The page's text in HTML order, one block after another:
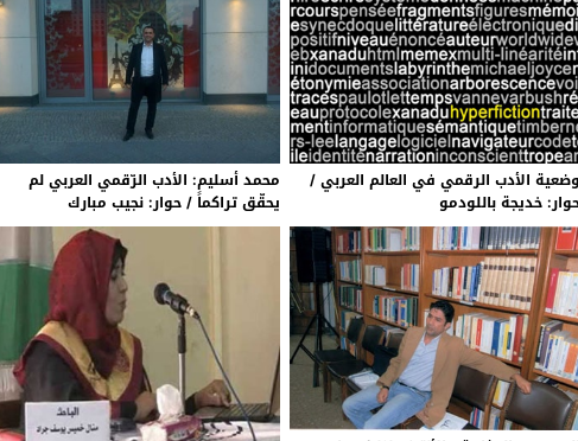
وضعية الأدب الرقمي في العالم العربي /
خديجة باللودمو
محمد أسليم: الأدب الرّقمي العربي لم
يحقّق تراكماً / حوار: نجيب مبارك